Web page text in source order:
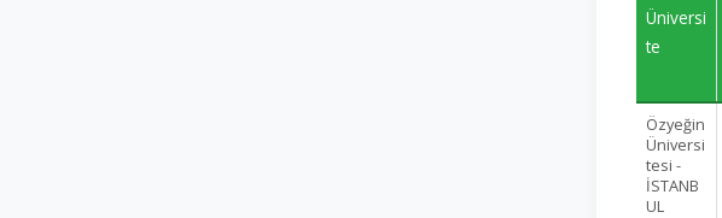
Üniversi
te
Özyeğin
Üniversi
tesi -
İSTANB
UL